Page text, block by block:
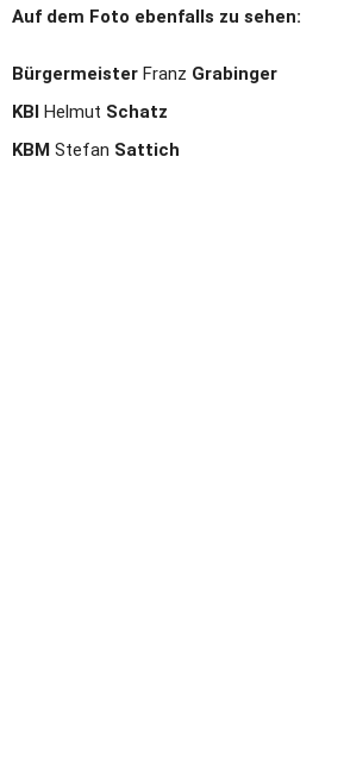
Auf dem Foto ebenfalls zu sehen:
Bürgermeister Franz Grabinger
KBI Helmut Schatz
KBM Stefan Sattich